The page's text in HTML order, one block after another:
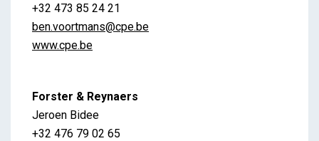
+32 473 85 24 21
ben.voortmans@cpe.be
www.cpe.be
Forster & Reynaers
Jeroen Bidee
+32 476 79 02 65